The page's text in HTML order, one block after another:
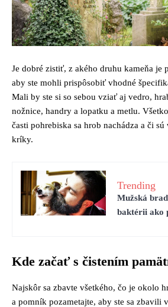
Je dobré zistiť, z akého druhu kameňa je
aby ste mohli prispôsobiť vhodné
Mali by ste si so sebou vziať aj vedro,
nožnice, handry a lopatku a metlu.
časti pohrebiska sa hrob nachádza a či
kríky.
Trending
Mužská
baktérii ako
Kde začať s čistením
Najskôr sa zbavte všetkého, čo je okolo
a pomník pozametajte, aby ste sa zbavili